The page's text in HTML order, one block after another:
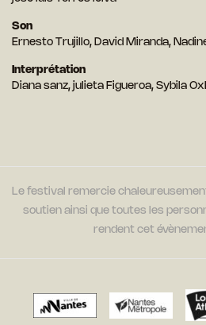
Son
Ernesto Trujillo, David Miranda,
Interprétation
Diana sanz, julieta Figueroa, Sybila
Le festival remercie
soutien ainsi que toutes les
rendent cet